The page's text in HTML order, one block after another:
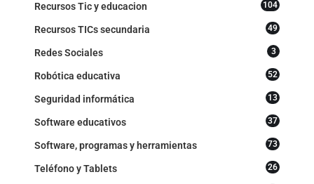
Recursos Tic y educacion 104
Recursos TICs secundaria 49
Redes Sociales 3
Robótica educativa 52
Seguridad informática 13
Software educativos 37
Software, programas y herramientas 73
Teléfono y Tablets 26